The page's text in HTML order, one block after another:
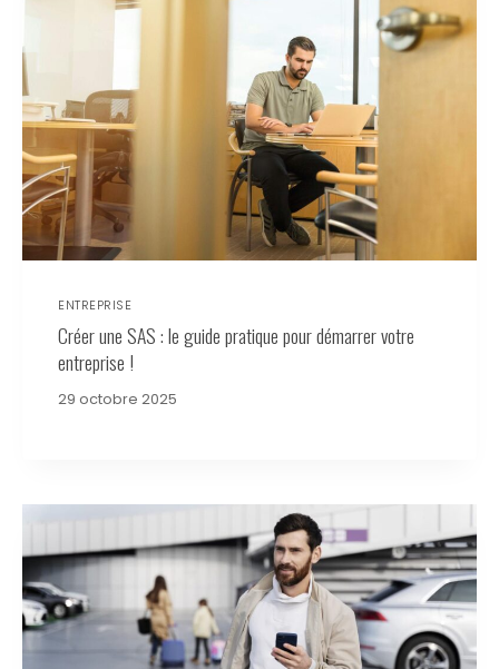
ENTREPRISE
Créer une SAS : le guide pratique pour démarrer votre
entreprise !
29 octobre 2025